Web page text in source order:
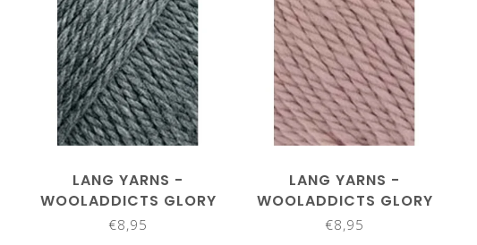
LANG YARNS -
WOOLADDICTS GLORY
1061.0005
€8,95
LANG YARNS -
WOOLADDICTS GLORY
1061.0009
€8,95